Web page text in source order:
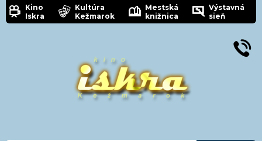
Kino
Iskra
Kultúra
Kežmarok
Mestská
knižnica
Výstavná
sieň